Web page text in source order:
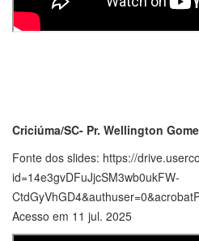
Criciúma/SC- Pr. Wellington
Fonte dos slides: https://
id=14e3gvDFuJjcSM3wb0ukFW-
Acesso em 11 jul. 2025